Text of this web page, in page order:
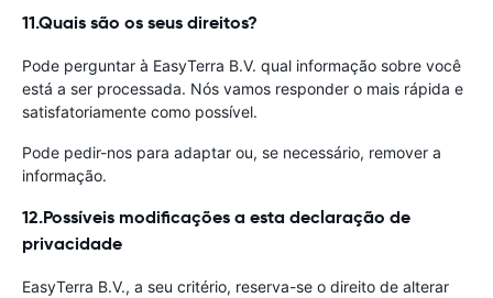
11.Quais são os seus direitos?
Pode perguntar à EasyTerra B.V. qual informação sobre você
está a ser processada. Nós vamos responder o mais rápida e
satisfatoriamente como possível.
Pode pedir-nos para adaptar ou, se necessário, remover a
informação.
12.Possíveis modificações a esta declaração de
privacidade
EasyTerra B.V., a seu critério, reserva-se o direito de alterar